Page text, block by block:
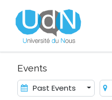
Events
Past Events